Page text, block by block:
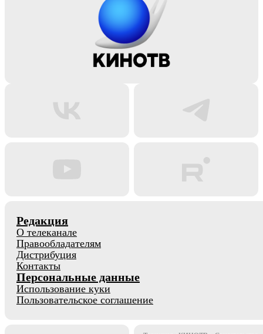
Редакция
О телеканале
Правообладателям
Дистрибуция
Контакты
Персональные данные
Использование куки
Пользовательское соглашение